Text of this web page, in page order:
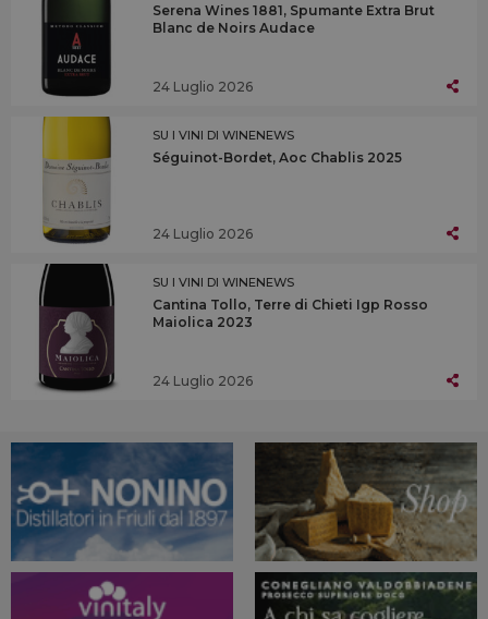
Serena Wines 1881, Spumante Extra Brut
Blanc de Noirs Audace
24 Luglio 2026
SU I VINI DI WINENEWS
Séguinot-Bordet, Aoc Chablis 2025
24 Luglio 2026
SU I VINI DI WINENEWS
Cantina Tollo, Terre di Chieti Igp Rosso
Maiolica 2023
24 Luglio 2026